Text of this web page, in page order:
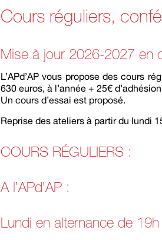
Cours réguliers,
Mise à jour 2026-2027 en
L’APd’AP vous propose des cours
630 euros, à l’année + 25€
Un cours d’essai est proposé.
Reprise des ateliers à partir du lundi
COURS RÉGULIERS :
A l’APd’AP :
Lundi en alternance de